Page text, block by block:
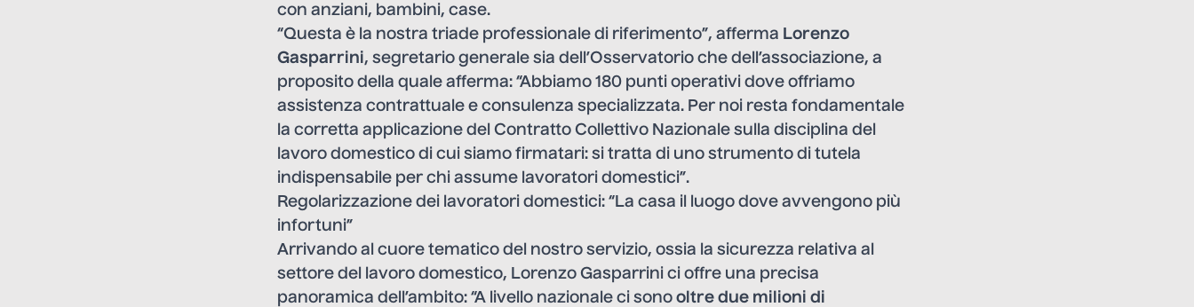
con anziani, bambini, case.
“Questa è la nostra triade professionale di riferimento”, afferma Lorenzo
Gasparrini, segretario generale sia dell’Osservatorio che dell’associazione, a
proposito della quale afferma: “Abbiamo 180 punti operativi dove offriamo
assistenza contrattuale e consulenza specializzata. Per noi resta fondamentale
la corretta applicazione del Contratto Collettivo Nazionale sulla disciplina del
lavoro domestico di cui siamo firmatari: si tratta di uno strumento di tutela
indispensabile per chi assume lavoratori domestici”.
Regolarizzazione dei lavoratori domestici: “La casa il luogo dove avvengono più
infortuni”
Arrivando al cuore tematico del nostro servizio, ossia la sicurezza relativa al
settore del lavoro domestico, Lorenzo Gasparrini ci offre una precisa
panoramica dell’ambito: “A livello nazionale ci sono oltre due milioni di